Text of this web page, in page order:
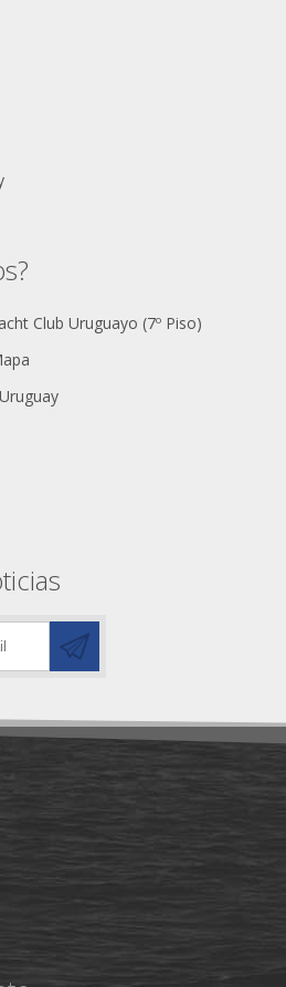
Club Uruguayo (7º Piso)